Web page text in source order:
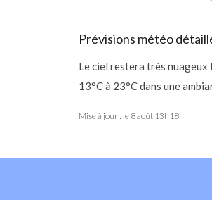
Prévisions météo
Le ciel restera très nuageux
13°C à 23°C dans une
Mise à jour : le 8 août 13h18